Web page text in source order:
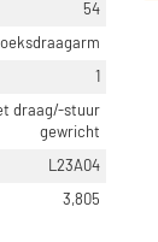
54
1
draag/-stuur
gewricht
L23A04
3,805